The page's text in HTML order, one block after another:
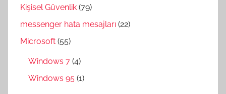
Kişisel Güvenlik (79)
messenger hata mesajları (22)
Microsoft (55)
Windows 7 (4)
Windows 95 (1)